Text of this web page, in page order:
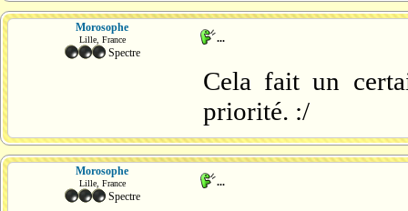
Morosophe
Lille, France
Spectre
...
Cela fait un
priorité. :/
Morosophe
Lille, France
Spectre
...